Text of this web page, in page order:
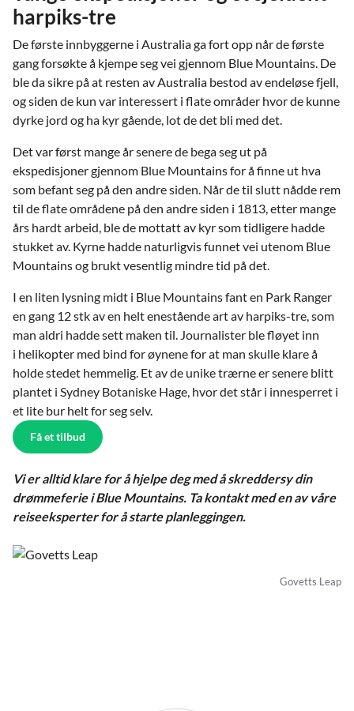
harpiks-tre
De første innbyggerne i Australia ga fort opp når de første
gang forsøkte å kjempe seg vei gjennom Blue Mountains. De
ble da sikre på at resten av Australia bestod av endeløse fjell,
og siden de kun var interessert i flate områder hvor de kunne
dyrke jord og ha kyr gående, lot de det bli med det.
Det var først mange år senere de bega seg ut på
ekspedisjoner gjennom Blue Mountains for å finne ut hva
som befant seg på den andre siden. Når de til slutt nådde rem
til de flate områdene på den andre siden i 1813, etter mange
års hardt arbeid, ble de mottatt av kyr som tidligere hadde
stukket av. Kyrne hadde naturligvis funnet vei utenom Blue
Mountains og brukt vesentlig mindre tid på det.
I en liten lysning midt i Blue Mountains fant en Park Ranger
en gang 12 stk av en helt enestående art av harpiks-tre, som
man aldri hadde sett maken til. Journalister ble fløyet inn
i helikopter med bind for øynene for at man skulle klare å
holde stedet hemmelig. Et av de unike trærne er senere blitt
plantet i Sydney Botaniske Hage, hvor det står i innesperret i
et lite bur helt for seg selv.
Få et tilbud
Vi er alltid klare for å hjelpe deg med å skreddersy din
drømmeferie i Blue Mountains. Ta kontakt med en av våre
reiseeksperter for å starte planleggingen.
Govetts Leap